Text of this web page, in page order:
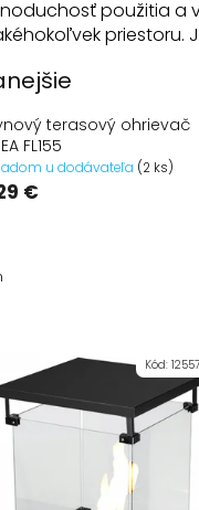
použitia a
priestoru.
terasový ohrievač
FL155
u dodávateľa (2 ks)
€
Kód: